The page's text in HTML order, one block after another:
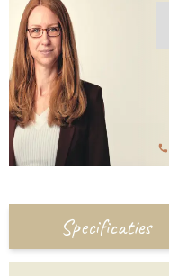
Specificaties